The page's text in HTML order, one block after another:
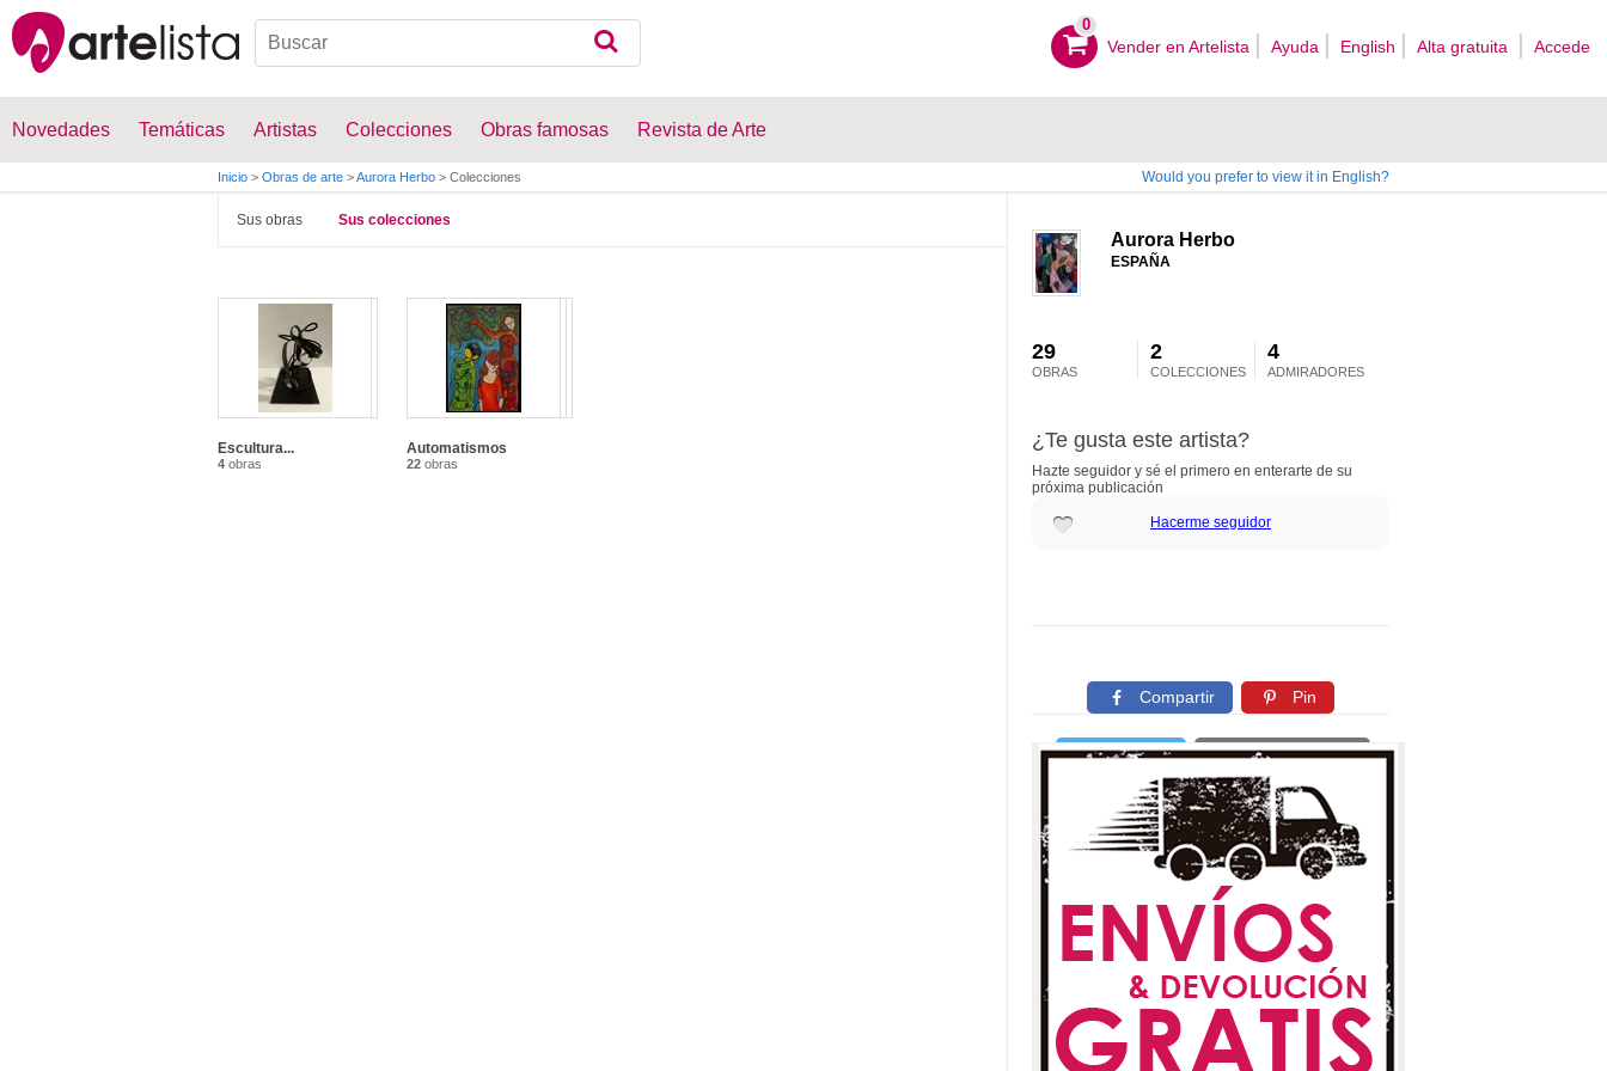
0
Vender en Artelista Ayuda English Alta gratuita Accede
Novedades Temáticas Artistas Colecciones Obras famosas Revista de Arte
Inicio > Obras de arte >Aurora Herbo > Colecciones Would you prefer to view it in English?
Aurora Herbo
ESPAÑA
29
OBRAS
2
COLECCIONES
4
ADMIRADORES
¿Te gusta este artista?
Hazte seguidor y sé el primero en enterarte de su
próxima publicación
Hacerme seguidor
Compartir Pin
Twittear Copiar enlace
Sus obras Sus colecciones
Escultura...
4 obras
Automatismos
22 obras